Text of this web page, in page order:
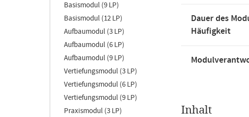
Basismodul (9 LP)
Basismodul (12 LP)
Aufbaumodul (3 LP)
Aufbaumodul (6 LP)
Aufbaumodul (9 LP)
Vertiefungsmodul (3 LP)
Vertiefungsmodul (6 LP)
Vertiefungsmodul (9 LP)
Praxismodul (3 LP)
Dauer des
Häufigkeit
Inhalt